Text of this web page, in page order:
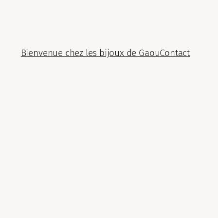
Bienvenue chez les bijoux de GaouContact